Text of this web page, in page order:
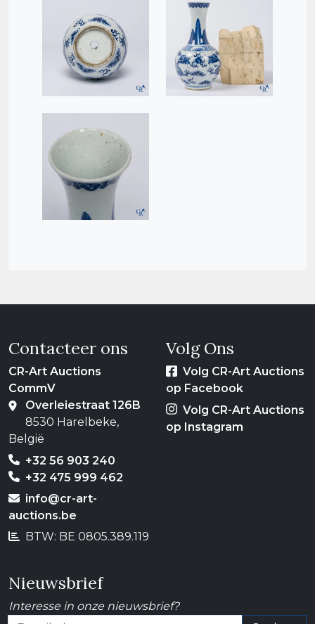
Contacteer ons
CR-Art Auctions
CommV
Overleiestraat 126B
8530 Harelbeke,
België
+32 56 903 240
+32 475 999 462
info@cr-art-
auctions.be
BTW: BE 0805.389.119
Volg Ons
Volg CR-Art Auctions
op Facebook
Volg CR-Art Auctions
op Instagram
Nieuwsbrief
Interesse in onze nieuwsbrief?